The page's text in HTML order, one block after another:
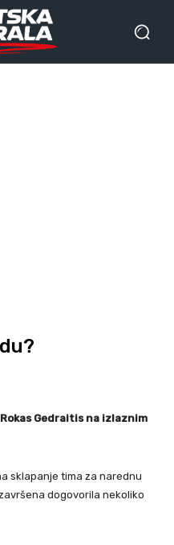
Gedraitis na izlaznim
sklapanje tima za narednu
dogovorila nekoliko